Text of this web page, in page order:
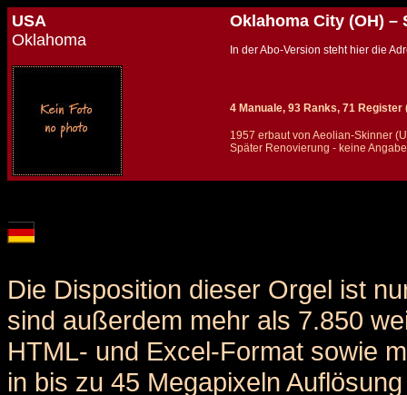
USA
Oklahoma
Oklahoma City (OH)
In der Abo-Version steht hier die
4 Manuale, 93 Ranks, 71 Register
1957 erbaut von Aeolian-Skinner
Später Renovierung - keine
Die Disposition dieser Orgel ist
sind außerdem mehr als 7.850
HTML- und Excel-Format sowie
in bis zu 45 Megapixeln